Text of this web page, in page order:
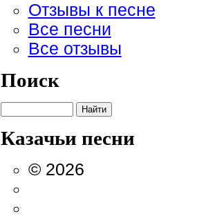
Отзывы к песне
Все песни
Все отзывы
Поиск
Казачьи песни
© 2026